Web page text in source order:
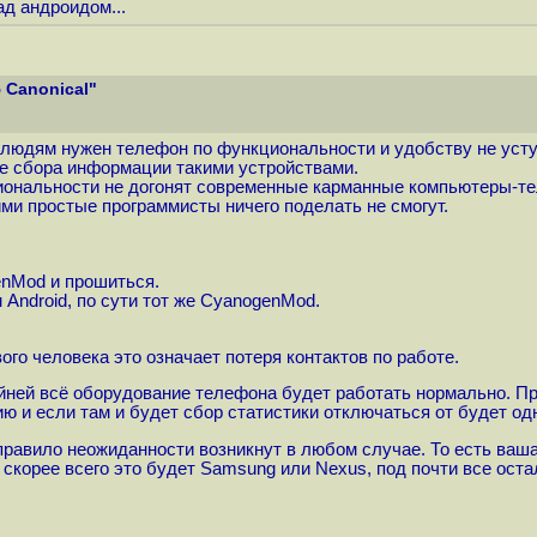
андроидом...
Canonical"
нужен телефон по функциональности и удобству не
сбора информации такими устройствами.
не догонят современные карманные компьютеры-
простые программисты ничего поделать не смогут.
и прошиться.
по сути тот же CyanogenMod.
человека это означает потеря контактов по работе.
всё оборудование телефона будет работать нормально.
и если там и будет сбор статистики отключаться от будет
неожиданности возникнут в любом случае. То есть
всего это будет Samsung или Nexus, под почти все